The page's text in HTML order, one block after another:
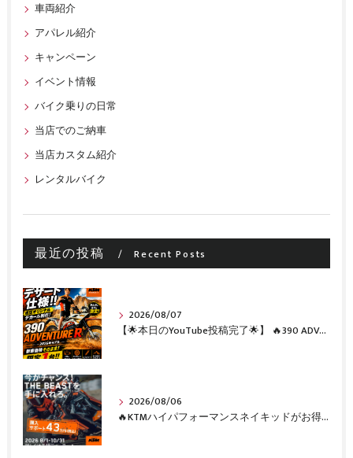
車両紹介
アパレル紹介
キャンペーン
イベント情報
バイク乗りの日常
当店でのご納車
当店カスタム紹介
レンタルバイク
最近の投稿 Recent Posts
2026/08/07
【🌟本日のYouTube投稿完了🌟】 🔥390 ADVENTURE R × KTM山形 オリジナルデカール仕様誕生🔥
2026/08/06
🔥KTMハイパフォーマンスネイキッドがお得に手に入るチャンス🔥